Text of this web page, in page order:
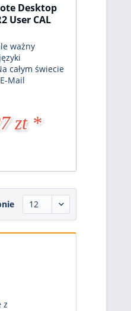
Desktop
User CAL
ważny
całym świecie
E-Mail
zt *
z